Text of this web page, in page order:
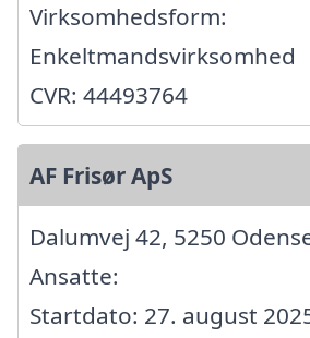
Virksomhedsform:
Enkeltmandsvirksomhed
CVR: 44493764
AF Frisør ApS
Dalumvej 42, 5250
Ansatte:
Startdato: 27. august